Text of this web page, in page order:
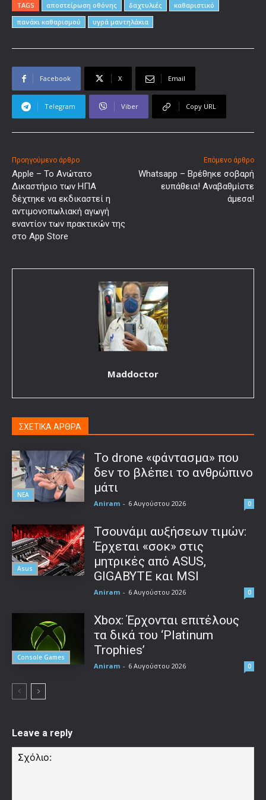
TAGS αποστείρωση οθόνης δαχτυλιές
καθαριστικό
πανάκι καθαρισμού
υγρά μαντηλάκια
Facebook X Email
Telegram Viber Copy URL
Προηγούμενο άρθρο
Apple – Το Ανώτατο
Δικαστήριο των ΗΠΑ
δέχτηκε να εκδικαστεί η
αντιμονοπωλιακή αγωγή
εναντίον των πρακτικών της
στο App Store
Επόμενο άρθρο
Whatsapp – Βρέθηκε σοβαρή
ευπάθεια! Αναβαθμίστε
άμεσα!
Maddoctor
ΣΧΕΤΙΚΑ ΑΡΘΡΑ
ΝΕΑ
Το drone «φάντασμα» που
δεν το βλέπει το ανθρώπινο
μάτι
Aniram - 6 Αυγούστου 2026 0
Asus
Τσουνάμι αυξήσεων τιμών:
Έρχεται «σοκ» στις
μητρικές από ASUS,
GIGABYTE και MSI
Aniram - 6 Αυγούστου 2026 0
Console Games
Xbox: Έρχονται επιτέλους
τα δικά του ‘Platinum
Trophies’
Aniram - 6 Αυγούστου 2026 0
Leave a reply